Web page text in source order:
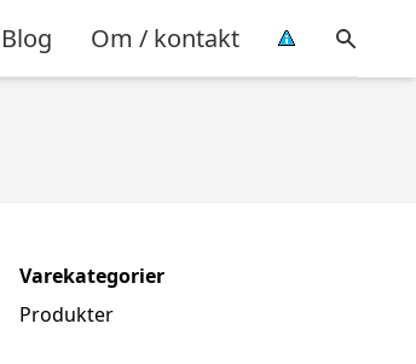
Blog Om / kontakt
Varekategorier
Produkter